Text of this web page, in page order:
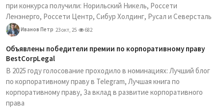
при конкурса получили: Норильский Никель, Россети
Ленэнерго, Россети Центр, Сибур Холдинг, Русал и Северсталь
Иванов Петр 23 окт, 25 682
Объявлены победители премии по корпоративному праву
BestCorpLegal
В 2025 году голосование проходило в номинациях: Лучший блог
по корпоративному праву в Telegram, Лучшая книга по
корпоративному праву, За вклад в развитие корпоративного
права